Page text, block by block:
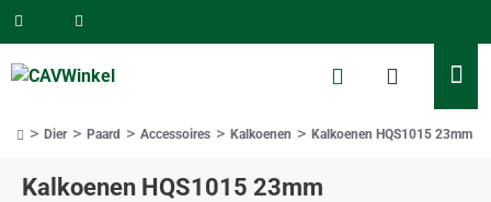
Kalkoenen HQS1015 23mm
Dier Paard Accessoires Kalkoenen Kalkoenen HQS1015 23mm